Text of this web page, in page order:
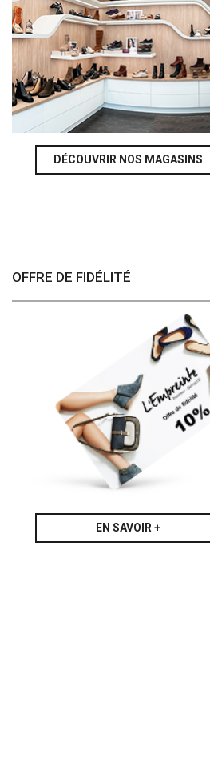
DÉCOUVRIR NOS MAGASINS
OFFRE DE FIDÉLITÉ
EN SAVOIR +